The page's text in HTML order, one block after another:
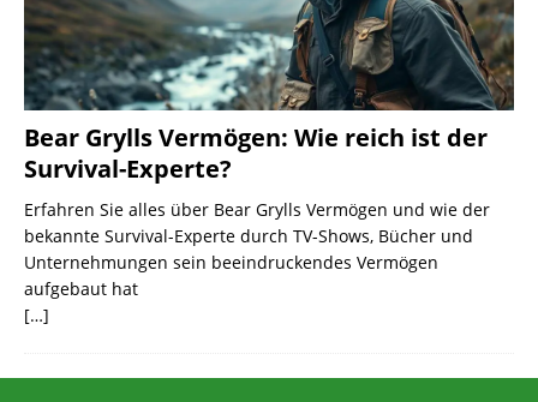
Bear Grylls Vermögen: Wie reich ist der
Survival-Experte?
Erfahren Sie alles über Bear Grylls Vermögen und wie der
bekannte Survival-Experte durch TV-Shows, Bücher und
Unternehmungen sein beeindruckendes Vermögen
aufgebaut hat
[…]